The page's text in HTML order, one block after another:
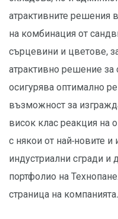
атрактивните решения
на комбинация от
сърцевини и цветове,
атрактивно решение за
осигурява оптимално
възможност за
висок клас реакция на
с някои от най-новите и
индустриални сгради и
портфолио на
страница на компанията.